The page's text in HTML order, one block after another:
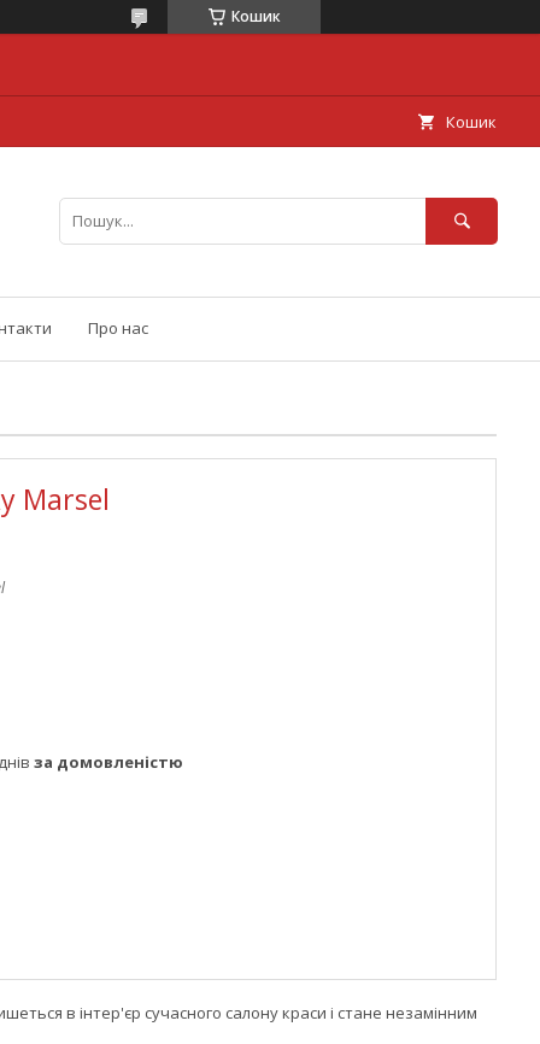
Кошик
Кошик
Про нас
Marsel
за домовленістю
в інтер'єр сучасного салону краси і стане незамінним